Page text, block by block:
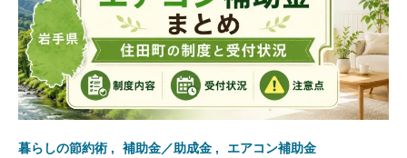
暮らしの節約術 補助金／助成金 エアコン補助金